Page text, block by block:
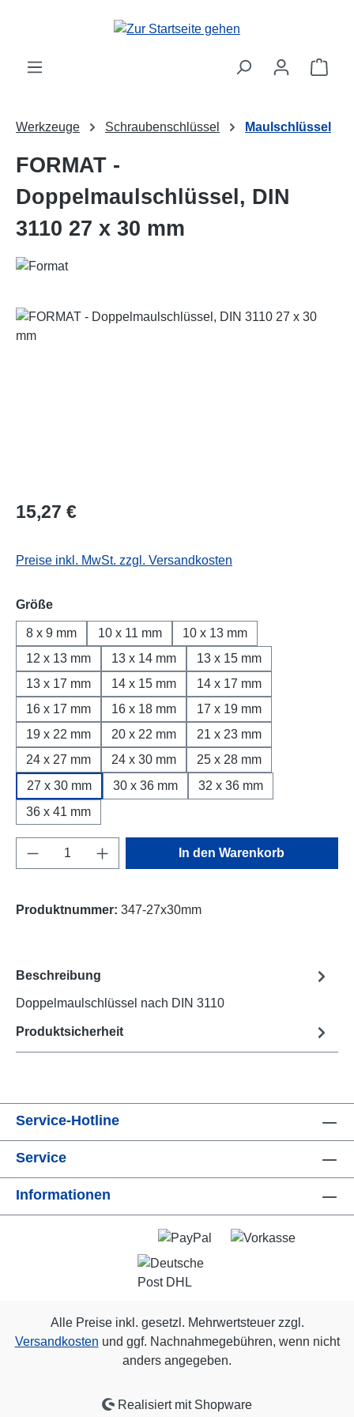
Zum Hauptinhalt springen
Werkzeuge Schraubenschlüssel Maulschlüssel
FORMAT -
Doppelmaulschlüssel, DIN
3110 27 x 30 mm
Bildergalerie überspringen
Regulärer Preis:
15,27 €
Preise inkl. MwSt. zzgl. Versandkosten
Größeauswählen
8 x 9 mm 10 x 11 mm
10 x 13 mm
12 x 13 mm
13 x 14 mm
13 x 15 mm
13 x 17 mm
14 x 15 mm
14 x 17 mm
16 x 17 mm
16 x 18 mm
17 x 19 mm
19 x 22 mm
20 x 22 mm
21 x 23 mm
24 x 27 mm
24 x 30 mm
25 x 28 mm
27 x 30 mm
30 x 36 mm
32 x 36 mm
36 x 41 mm
Produkt Anzahl: Gib den gewünschten
In den Warenkorb
Produktnummer: 347-27x30mm
Beschreibung
Doppelmaulschlüssel nach DIN 3110
Produktsicherheit
Service-Hotline
Service
Informationen
Alle Preise inkl. gesetzl. Mehrwertsteuer zzgl.
Versandkosten und ggf. Nachnahmegebühren, wenn nicht
anders angegeben.
Realisiert mit Shopware